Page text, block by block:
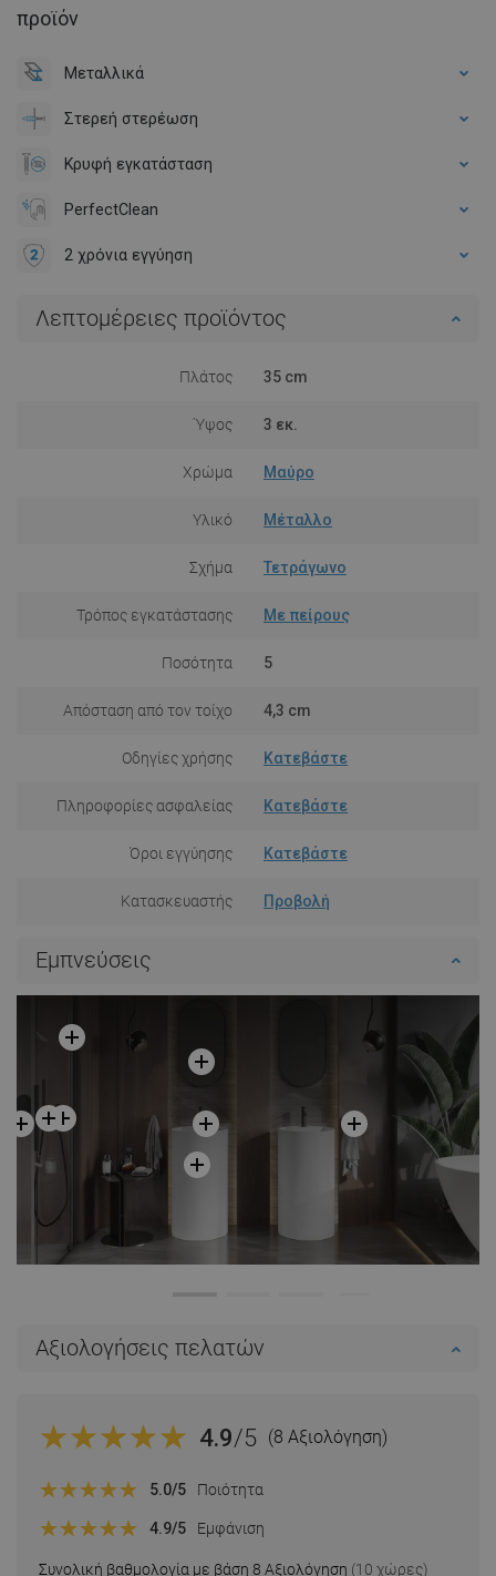
προϊόν
Μεταλλικά
Στερεή στερέωση
Κρυφή εγκατάσταση
PerfectClean
2 χρόνια εγγύηση
Λεπτομέρειες προϊόντος
Πλάτος 35 cm
Ύψος 3 εκ.
Χρώμα Μαύρο
Υλικό Μέταλλο
Σχήμα Τετράγωνο
Τρόπος εγκατάστασης Με πείρους
Ποσότητα 5
Απόσταση από τον τοίχο 4,3 cm
Οδηγίες χρήσης Κατεβάστε
Πληροφορίες ασφαλείας Κατεβάστε
Όροι εγγύησης Κατεβάστε
Κατασκευαστής Προβολή
Εμπνεύσεις
Αξιολογήσεις πελατών
4.9/5 (8 Αξιολόγηση)
Συνολική βαθμολογία με βάση 8 Αξιολόγηση (10 χώρες)
5.0/5 Ποιότητα
4.9/5 Εμφάνιση